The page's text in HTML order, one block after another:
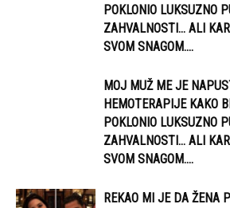
POKLONIO LUKSUZNO
ZAHVALNOSTI… ALI
SVOM SNAGOM....
MOJ MUŽ ME JE
HEMOTERAPIJE KAKO
POKLONIO LUKSUZNO
ZAHVALNOSTI… ALI
SVOM SNAGOM....
REKAO MI JE DA ŽENA